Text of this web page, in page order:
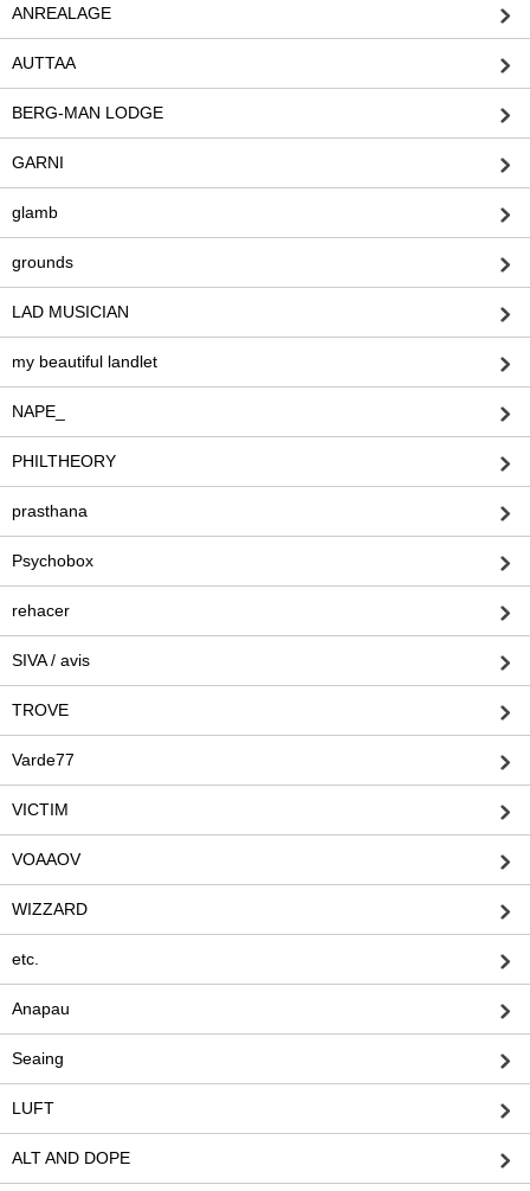
ANREALAGE
AUTTAA
BERG-MAN LODGE
GARNI
glamb
grounds
LAD MUSICIAN
my beautiful landlet
NAPE_
PHILTHEORY
prasthana
Psychobox
rehacer
SIVA / avis
TROVE
Varde77
VICTIM
VOAAOV
WIZZARD
etc.
Anapau
Seaing
LUFT
ALT AND DOPE